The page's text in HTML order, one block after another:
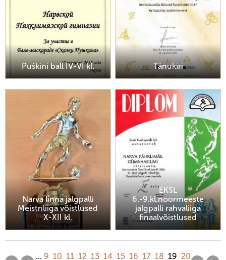
Puškini ball IV-VI kl. Tänukiri
Narva linna jalgpalli
Meistriliiga võistlused
X-XII kl.
EKSL
6.-9.kl.noormeeste
jalgpalli rahvaliiga
finaalvõistlused
... 9 10 11 12 13 14 15 16 17 18 19 20